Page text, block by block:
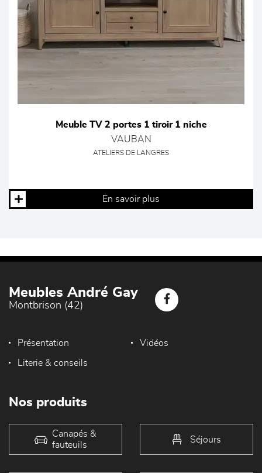
Meuble TV 2 portes 1 tiroir 1 niche
VAUBAN
ATELIERS DE LANGRES
En savoir plus
Meubles André Gay
Montbrison (42)
Présentation Vidéos
Literie & conseils
Nos produits
Canapés &
fauteuils
Séjours